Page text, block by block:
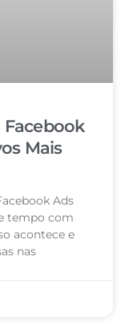
Mais
Ads
tempo com
acontece e
nas